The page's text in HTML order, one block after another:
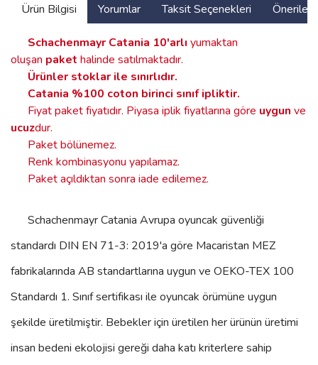
Ürün Bilgisi Yorumlar Taksit Seçenekleri
Schachenmayr Catania 10'arlı yumaktan
oluşan paket halinde satılmaktadır.
Ürünler stoklar ile sınırlıdır.
Catania %100 coton birinci sınıf ipliktir.
Fiyat paket fiyatıdır. Piyasa iplik fiyatlarına göre uygun ve
ucuzdur.
Paket bölünemez.
Renk kombinasyonu yapılamaz.
Paket açıldıktan sonra iade edilemez.
Schachenmayr Catania Avrupa oyuncak güvenliği
standardı DIN EN 71-3: 2019'a göre Macaristan MEZ
fabrikalarında AB standartlarına uygun ve OEKO-TEX 100
Standardı 1. Sınıf sertifikası ile oyuncak örümüne uygun
şekilde üretilmiştir. Bebekler için üretilen her ürünün üretimi
insan bedeni ekolojisi gereği daha katı kriterlere sahip